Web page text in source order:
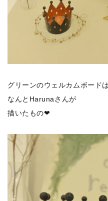
グリーンのウェルカムボードは
なんとHarunaさんが
描いたもの❤